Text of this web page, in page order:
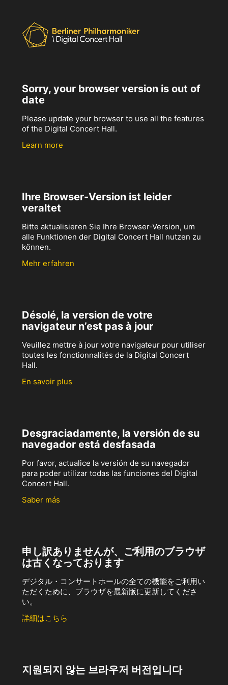
Sorry, your browser version is out of
date
Please update your browser to use all the features
of the Digital Concert Hall.
Learn more
Ihre Browser-Version ist leider
veraltet
Bitte aktualisieren Sie Ihre Browser-Version, um
alle Funktionen der Digital Concert Hall nutzen zu
können.
Mehr erfahren
Désolé, la version de votre
navigateur n’est pas à jour
Veuillez mettre à jour votre navigateur pour utiliser
toutes les fonctionnalités de la Digital Concert
Hall.
En savoir plus
Desgraciadamente, la versión de su
navegador está desfasada
Por favor, actualice la versión de su navegador
para poder utilizar todas las funciones del Digital
Concert Hall.
Saber más
申し訳ありませんが、ご利用のブラウザ
は古くなっております
デジタル・コンサートホールの全ての機能をご利用い
ただくために、ブラウザを最新版に更新してくださ
い。
詳細はこちら
지원되지 않는 브라우저 버전입니다